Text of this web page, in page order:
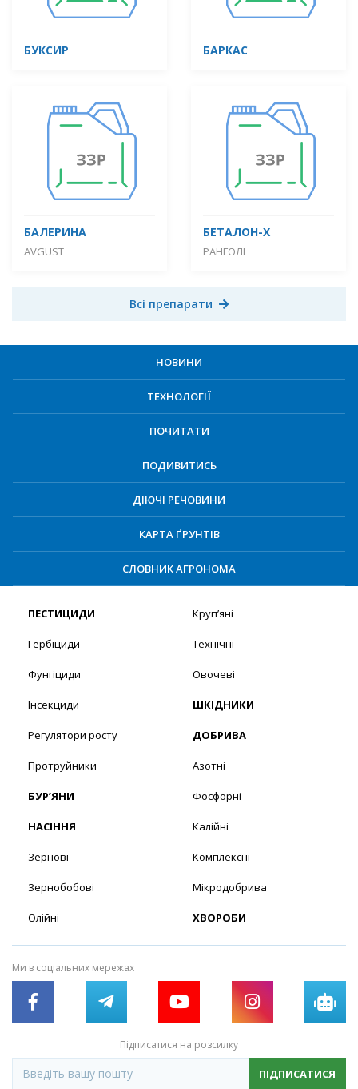
БУКСИР БАРКАС
БАЛЕРИНА
AVGUST
БЕТАЛОН-Х
РАНГОЛІ
Всі препарати
НОВИНИ
ТЕХНОЛОГІЇ
ПОЧИТАТИ
ПОДИВИТИСЬ
ДІЮЧІ РЕЧОВИНИ
КАРТА ҐРУНТІВ
СЛОВНИК АГРОНОМА
ПЕСТИЦИДИ
Гербіциди
Фунгіциди
Інсекциди
Регулятори росту
Протруйники
БУР’ЯНИ
НАСІННЯ
Зернові
Зернобобові
Олійні
Круп’яні
Технічні
Овочеві
ШКІДНИКИ
ДОБРИВА
Азотні
Фосфорні
Калійні
Комплексні
Мікродобрива
ХВОРОБИ
Ми в соціальних мережах
Підписатися на розсилку
ПІДПИСАТИСЯ